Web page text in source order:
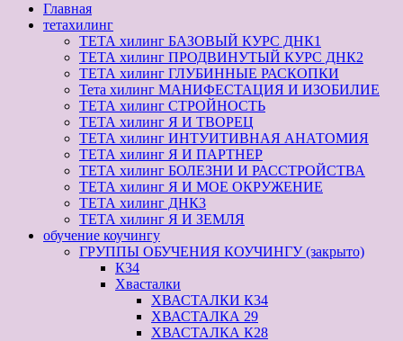
Главная
тетахилинг
ТЕТА хилинг БАЗОВЫЙ КУРС ДНК1
ТЕТА хилинг ПРОДВИНУТЫЙ КУРС ДНК2
ТЕТА хилинг ГЛУБИННЫЕ РАСКОПКИ
Тета хилинг МАНИФЕСТАЦИЯ И ИЗОБИЛИЕ
ТЕТА хилинг СТРОЙНОСТЬ
ТЕТА хилинг Я И ТВОРЕЦ
ТЕТА хилинг ИНТУИТИВНАЯ АНАТОМИЯ
ТЕТА хилинг Я И ПАРТНЕР
ТЕТА хилинг БОЛЕЗНИ И РАССТРОЙСТВА
ТЕТА хилинг Я И МОЕ ОКРУЖЕНИЕ
ТЕТА хилинг ДНК3
ТЕТА хилинг Я И ЗЕМЛЯ
обучение коучингу
ГРУППЫ ОБУЧЕНИЯ КОУЧИНГУ (закрыто)
К34
Хвасталки
ХВАСТАЛКИ К34
ХВАСТАЛКА 29
ХВАСТАЛКА К28